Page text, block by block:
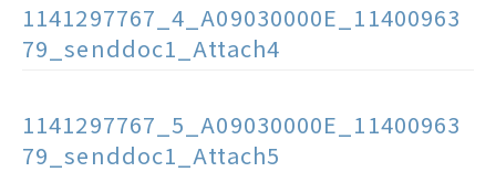
1141297767_4_A09030000E_11400963
79_senddoc1_Attach4
1141297767_5_A09030000E_11400963
79_senddoc1_Attach5